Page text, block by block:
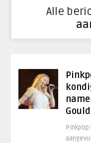
Alle